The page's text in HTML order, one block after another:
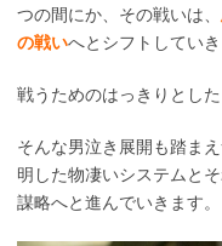
つの間にか、その戦いは、
の戦いへとシフトしていき
戦うためのはっきりとし
そんな男泣き展開も踏ま
明した物凄いシステムと
謀略へと進んでいきます。